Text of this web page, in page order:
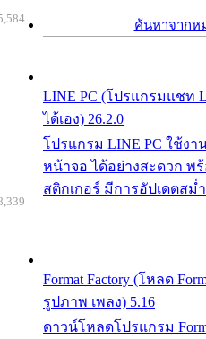
ค้นหาจากห
LINE PC (โปรแกรมแชท
ได้เอง) 26.2.0
โปรแกรม LINE PC ใช้ง
หน้าจอ ได้อย่างสะดวก พ
สติกเกอร์ มีการอัปเดตสม่
Format Factory (โหลด
รูปภาพ เพลง) 5.16
ดาวน์โหลดโปรแกรม